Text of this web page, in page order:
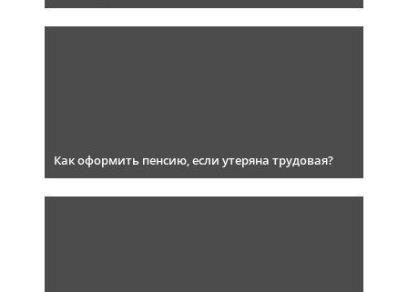
Как оформить пенсию, если утеряна трудовая?